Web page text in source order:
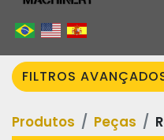
FILTROS
Categoria
Produtos Peças